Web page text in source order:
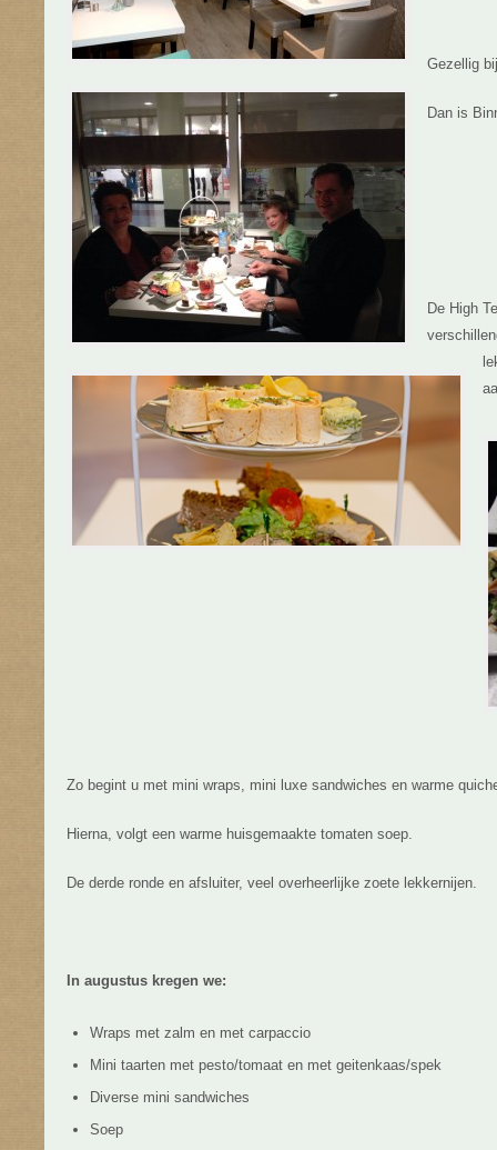
Gezellig
Dan is
De High
Zo begint u met mini wraps, mini luxe sandwiches en warme
Hierna, volgt een warme huisgemaakte tomaten soep.
De derde ronde en afsluiter, veel overheerlijke zoete lekkernijen.
In augustus kregen we:
Wraps met zalm en met carpaccio
Mini taarten met pesto/tomaat en met geitenkaas/spek
Diverse mini sandwiches
Soep